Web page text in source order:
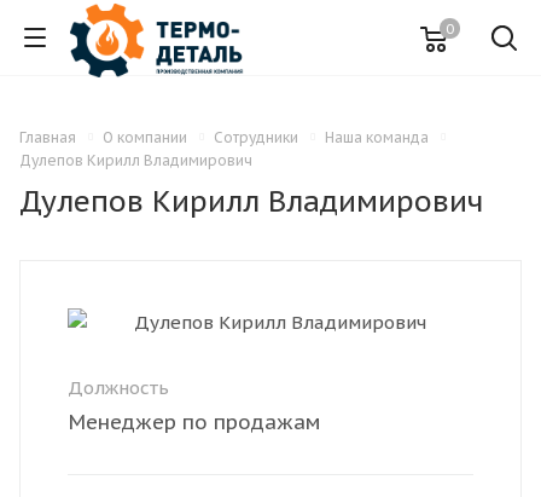
0
Главная О компании Сотрудники
Наша команда
Дулепов Кирилл Владимирович
Дулепов Кирилл Владимирович
Должность
Менеджер по продажам